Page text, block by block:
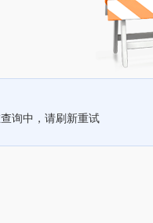
询中，请刷新重试